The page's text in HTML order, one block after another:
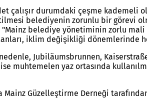
çalışır durumdaki çeşme kademeli
belediyenin zorunlu bir görevi
belediye yönetiminin zorlu mali
iklim değişikliği dönemlerinde
nedenle, Jubiläumsbrunnen,
muhtemelen yaz ortasında
Güzelleştirme Derneği